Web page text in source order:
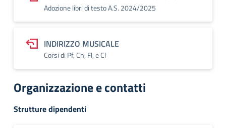
Adozione libri di testo A.S. 2024/2025
INDIRIZZO MUSICALE
Corsi di Pf, Ch, Fl, e Cl
Organizzazione e contatti
Strutture dipendenti